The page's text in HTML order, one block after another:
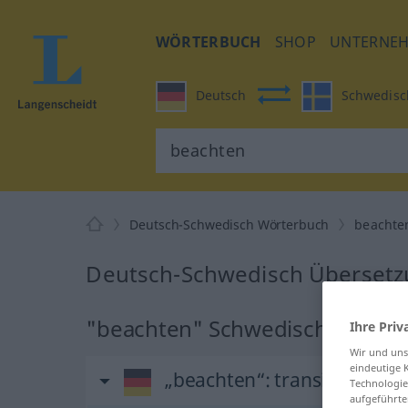
WÖRTERBUCH SHOP
Deutsch
Deutsch-Schwedisch Wörterbuch
Deutsch-Schwedisch
"beachten" Schwedisch
„beachten“: transitives
Ihre
Wir und
eindeutige